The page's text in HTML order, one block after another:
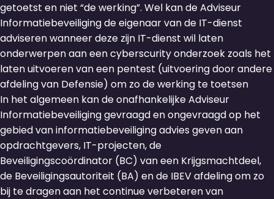
getoetst en niet “de werking”. Wel kan de Adviseur
Informatiebeveiliging de eigenaar van de IT-dienst
adviseren wanneer deze zijn IT-dienst wil laten
onderwerpen aan een cyberscurity onderzoek zoals het
laten uitvoeren van een pentest (uitvoering door andere
afdeling van Defensie) om zo de werking te toetsen
In het algemeen kan de onafhankelijke Adviseur
Informatiebeveiliging gevraagd en ongevraagd op het
gebied van informatiebeveiliging advies geven aan
opdrachtgevers, IT-projecten, de
Beveiligingscoördinator (BC) van een Krijgsmachtdeel,
de Beveiligingsautoriteit (BA) en de IBEV afdeling om zo
bij te dragen aan het continue verbeteren van